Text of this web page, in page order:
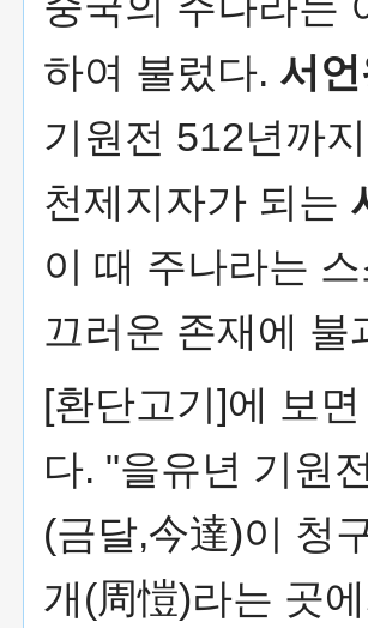
하여 불렀다. 서
기원전 512년까
천제지자가 되는
이 때 주나라는
끄러운 존재에 불
[환단고기]에 보
다. "을유년 기원
(금달,今達)이 청
개(周愷)라는 곳